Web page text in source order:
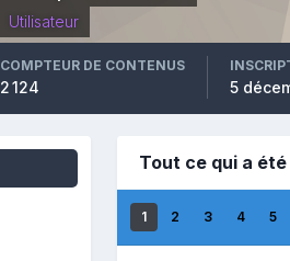
Utilisateur
COMPTEUR DE CONTENUS
2 124 5
Tout ce qui a
1 2 3 4 5